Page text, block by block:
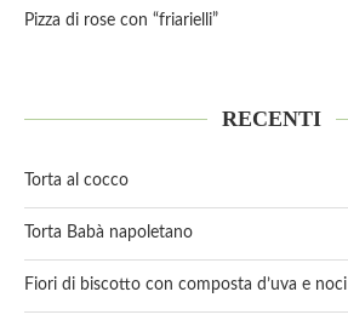
Pizza di rose con “friarielli”
RECENTI
Torta al cocco
Torta Babà napoletano
Fiori di biscotto con composta d’uva e noci